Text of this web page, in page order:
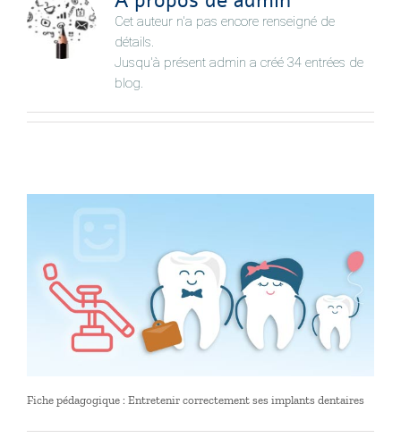
Cet auteur n'a pas encore renseigné de
détails.
Jusqu'à présent admin a créé 34 entrées de
blog.
Fiche pédagogique : Entretenir correctement ses implants dentaires